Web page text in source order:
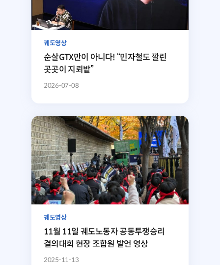
궤도영상
순살GTX만이 아니다! “민자철도 깔린
곳곳이 지뢰밭”
2026-07-08
궤도영상
11월 11일 궤도노동자 공동투쟁승리
결의대회 현장 조합원 발언 영상
2025-11-13